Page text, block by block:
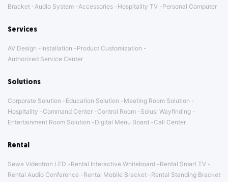
Bracket
Audio System Accessories Hospitality TV Personal Computer
Services
AV Design Installation
Product Customization
Authorized Service Center
Solutions
Corporate Solution Education Solution
Meeting Room Solution
Hospitality
Command Center Control Room
Solusi Wayfinding
Entertainment Room Solution
Digital Menu Board Call Center
Rental
Sewa Videotron LED Rental Interactive Whiteboard
Rental Smart TV
Rental Audio Conference
Rental Mobile Bracket Rental Standing Bracket